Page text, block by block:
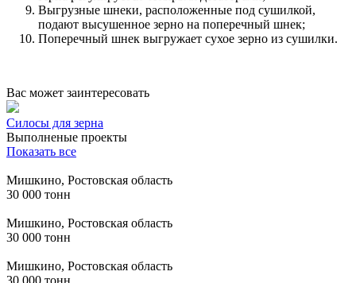
Выгрузные шнеки, расположенные под сушилкой,
подают высушенное зерно на поперечный шнек;
Поперечный шнек выгружает сухое зерно из сушилки.
Вас может заинтересовать
Силосы для зерна
Выполненые проекты
Показать все
Мишкино, Ростовская область
30 000 тонн
Мишкино, Ростовская область
30 000 тонн
Мишкино, Ростовская область
30 000 тонн